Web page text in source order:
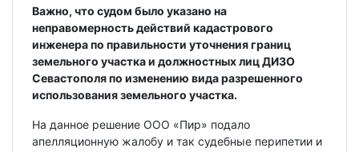
Важно, что судом было указано на
неправомерность действий кадастрового
инженера по правильности уточнения границ
земельного участка и должностных лиц ДИЗО
Севастополя по изменению вида разрешенного
использования земельного участка.
На данное решение ООО «Пир» подало
апелляционную жалобу и так судебные перипетии и